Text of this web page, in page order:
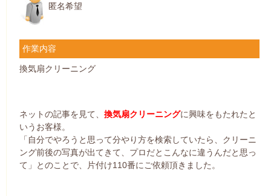
匿名希望
作業内容
換気扇クリーニング
ネットの記事を見て、 換気扇クリーニングに興味をもたれたと
いうお客様。
「自分でやろうと思って分やり方を検索していたら、クリーニ
ング前後の写真が出てきて、プロだとこんなに違うんだと思っ
て」とのことで、片付け110番にご依頼頂きました。